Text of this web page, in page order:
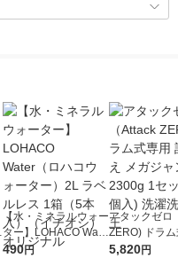
【水・ミネラルウォー
ター】LOHACO Wate
r（ロハコウォータ
490円
アタックゼロ
ZERO) ドラ
詰め替え メガ
5,820円